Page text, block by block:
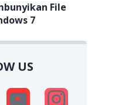
File
7
US